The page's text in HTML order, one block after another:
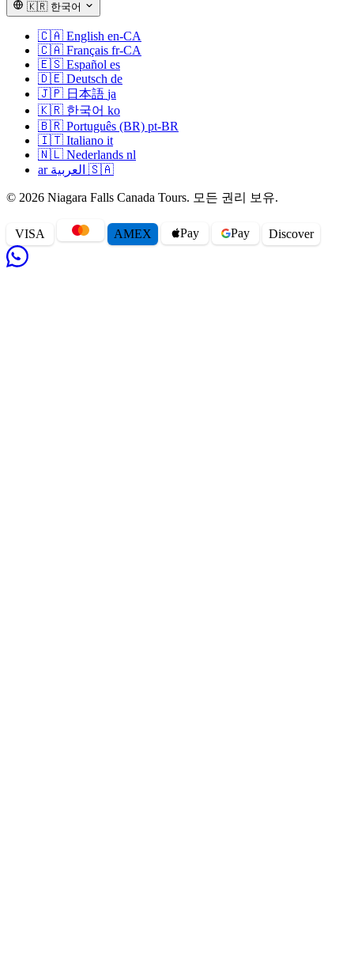
🇰🇷 한국어
🇨🇦 English en-CA
🇨🇦 Français fr-CA
🇪🇸 Español es
🇩🇪 Deutsch de
🇯🇵 日本語 ja
🇰🇷 한국어 ko
🇧🇷 Português (BR) pt-BR
🇮🇹 Italiano it
🇳🇱 Nederlands nl
🇸🇦 العربية ar
© 2026 Niagara Falls Canada Tours. 모든 권리 보유.
VISA AMEX Pay Pay Discover